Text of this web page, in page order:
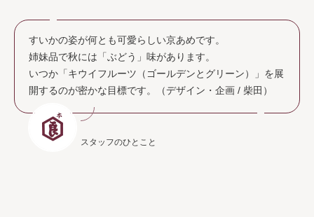
すいかの姿が何とも可愛らしい京あめです。
姉妹品で秋には「ぶどう」味があります。
いつか「キウイフルーツ（ゴールデンとグリーン）」を展
開するのが密かな目標です。（デザイン・企画 / 柴田）
スタッフのひとこと